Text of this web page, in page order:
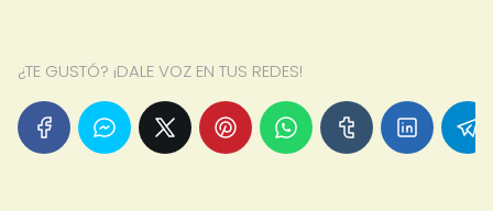
¿TE GUSTÓ? ¡DALE VOZ EN TUS REDES!